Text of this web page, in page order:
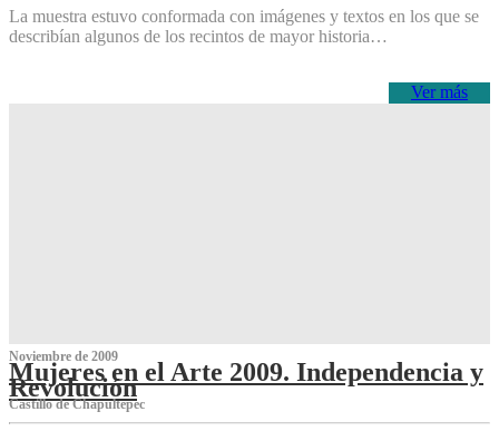
La muestra estuvo conformada con imágenes y textos en los que se
describían algunos de los recintos de mayor historia…
Ver más
Noviembre de 2009
Mujeres en el Arte 2009. Independencia y
Revolución
Castillo de Chapultepec